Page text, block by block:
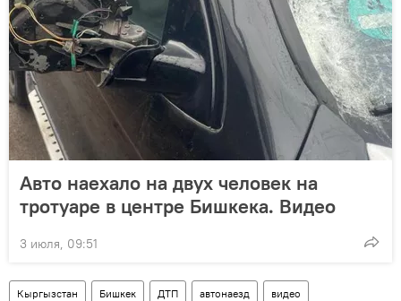
Авто наехало на двух человек на
тротуаре в центре Бишкека. Видео
3 июля, 09:51
Кыргызстан Бишкек ДТП автонаезд видео